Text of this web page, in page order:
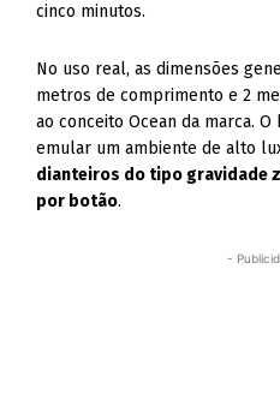
cinco minutos.
No uso real, as dimensões
metros de comprimento e 2
ao conceito Ocean da marca.
emular um ambiente de alto
dianteiros do tipo gravidade
por botão.
-